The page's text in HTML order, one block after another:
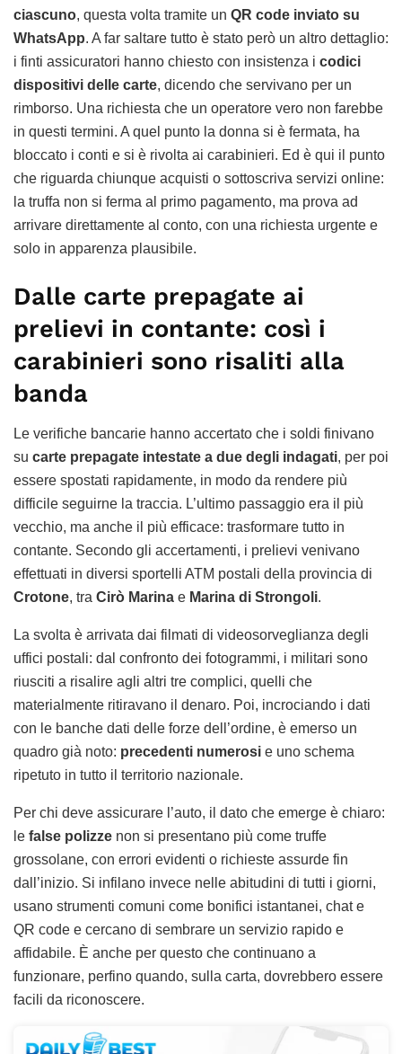
ciascuno, questa volta tramite un QR code inviato su
WhatsApp. A far saltare tutto è stato però un altro dettaglio:
i finti assicuratori hanno chiesto con insistenza i codici
dispositivi delle carte, dicendo che servivano per un
rimborso. Una richiesta che un operatore vero non farebbe
in questi termini. A quel punto la donna si è fermata, ha
bloccato i conti e si è rivolta ai carabinieri. Ed è qui il punto
che riguarda chiunque acquisti o sottoscriva servizi online:
la truffa non si ferma al primo pagamento, ma prova ad
arrivare direttamente al conto, con una richiesta urgente e
solo in apparenza plausibile.
Dalle carte prepagate ai
prelievi in contante: così i
carabinieri sono risaliti alla
banda
Le verifiche bancarie hanno accertato che i soldi finivano
su carte prepagate intestate a due degli indagati, per poi
essere spostati rapidamente, in modo da rendere più
difficile seguirne la traccia. L’ultimo passaggio era il più
vecchio, ma anche il più efficace: trasformare tutto in
contante. Secondo gli accertamenti, i prelievi venivano
effettuati in diversi sportelli ATM postali della provincia di
Crotone, tra Cirò Marina e Marina di Strongoli.
La svolta è arrivata dai filmati di videosorveglianza degli
uffici postali: dal confronto dei fotogrammi, i militari sono
riusciti a risalire agli altri tre complici, quelli che
materialmente ritiravano il denaro. Poi, incrociando i dati
con le banche dati delle forze dell’ordine, è emerso un
quadro già noto: precedenti numerosi e uno schema
ripetuto in tutto il territorio nazionale.
Per chi deve assicurare l’auto, il dato che emerge è chiaro:
le false polizze non si presentano più come truffe
grossolane, con errori evidenti o richieste assurde fin
dall’inizio. Si infilano invece nelle abitudini di tutti i giorni,
usano strumenti comuni come bonifici istantanei, chat e
QR code e cercano di sembrare un servizio rapido e
affidabile. È anche per questo che continuano a
funzionare, perfino quando, sulla carta, dovrebbero essere
facili da riconoscere.